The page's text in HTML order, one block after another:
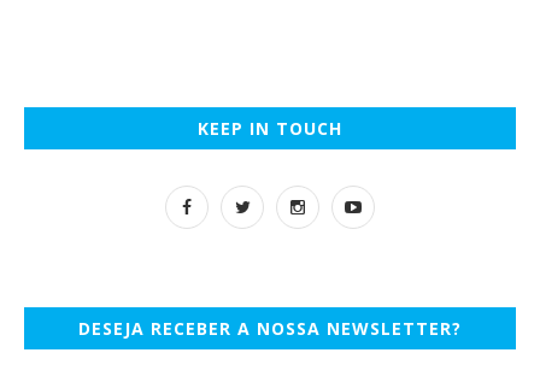
KEEP IN TOUCH
DESEJA RECEBER A NOSSA NEWSLETTER?